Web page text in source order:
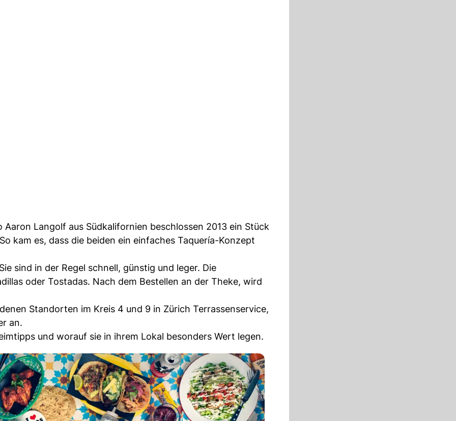
Langolf aus Südkalifornien beschlossen 2013 ein Stück
kam es, dass die beiden ein einfaches Taquería-Konzept
sind in der Regel schnell, günstig und leger. Die
oder Tostadas. Nach dem Bestellen an der Theke, wird
Standorten im Kreis 4 und 9 in Zürich Terrassenservice,
an.
und worauf sie in ihrem Lokal besonders Wert legen.